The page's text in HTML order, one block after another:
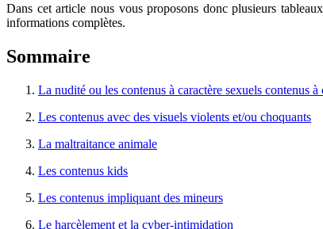
Dans cet article nous vous proposons donc plusieurs
informations complètes.
Sommaire
La nudité ou les contenus à caractère sexuels contenus à
Les contenus avec des visuels violents et/ou choquants
La maltraitance animale
Les contenus kids
Les contenus impliquant des mineurs
Le harcèlement et la cyber-intimidation